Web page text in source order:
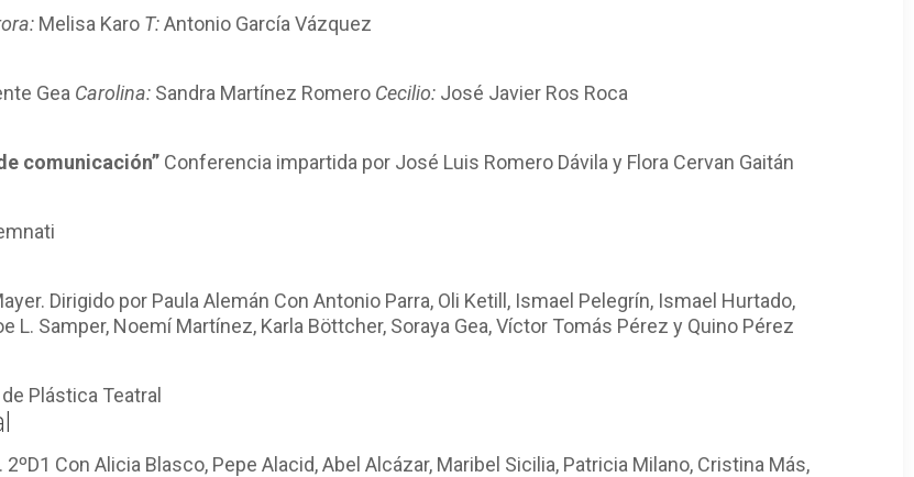
Melisa Karo T:Antonio García Vázquez
Gea Carolina: Sandra Martínez Romero Cecilio: José Javier Ros Roca
comunicación” Conferencia impartida por José Luis Romero Dávila y Flora Cervan Gaitán
Dirigido por Paula Alemán Con Antonio Parra, Oli Ketill, Ismael Pelegrín, Ismael Hurtado,
L. Samper, Noemí Martínez, Karla Böttcher, Soraya Gea, Víctor Tomás Pérez y Quino Pérez
Plástica Teatral
Con Alicia Blasco, Pepe Alacid, Abel Alcázar, Maribel Sicilia, Patricia Milano, Cristina Más,